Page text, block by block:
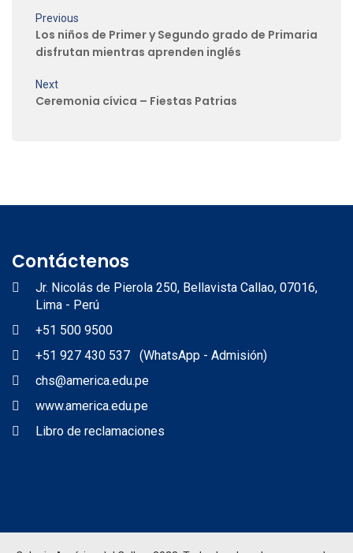
Previous
Los niños de Primer y Segundo grado de Primaria
disfrutan mientras aprenden inglés
Next
Ceremonia cívica – Fiestas Patrias
Contáctenos
Jr. Nicolás de Pierola 250, Bellavista Callao, 07016,
Lima - Perú
+51 500 9500
+51 927 430 537 (WhatsApp - Admisión)
chs@america.edu.pe
www.america.edu.pe
Libro de reclamaciones